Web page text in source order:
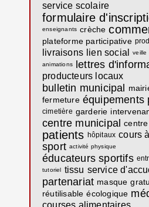
service scolaire
formulaire
enseignants crèche
plateforme participative
livraisons lien social
veille
animations
lettres
producteurs locaux
bulletin municipal
fermeture équipements
cimetière garderie
centre municipal
patients hôpitaux cours
sport activité physique
éducateurs sportifs
tutoriel tissu service
partenariat masque
réutilisable écologique
courses alimentaires